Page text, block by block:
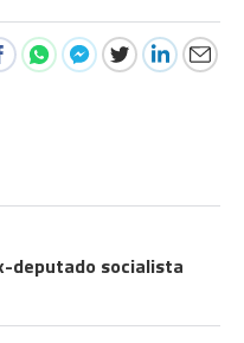
deputado socialista